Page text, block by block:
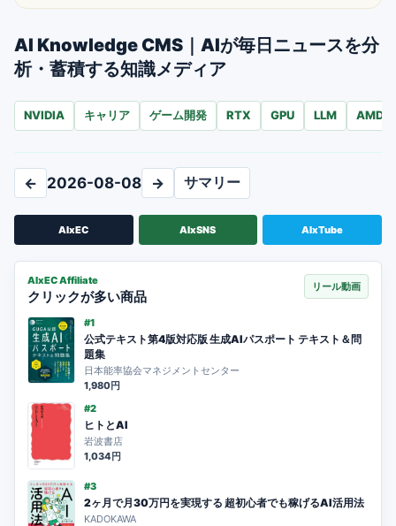
AI Knowledge CMS｜AIが毎日ニュースを分
析・蓄積する知識メディア
NVIDIA キャリア ゲーム開発 RTX GPU LLM AMD
← 2026-08-08 → サマリー
AIxEC AIxSNS AIxTube
AIxEC Affiliate
クリックが多い商品
リール動画
#1
公式テキスト第4版対応版 生成AIパスポート テキスト＆問
題集
日本能率協会マネジメントセンター
1,980円
#2
ヒトとAI
岩波書店
1,034円
#3
2ヶ月で月30万円を実現する 超初心者でも稼げるAI活用法
KADOKAWA